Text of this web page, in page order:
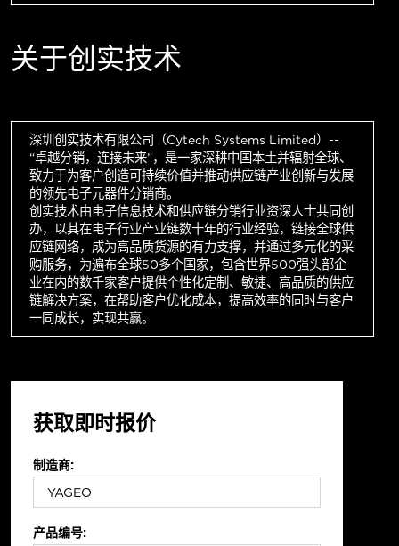
关于创实技术
深圳创实技术有限公司（Cytech Systems Limited）--
“卓越分销，连接未来”，是一家深耕中国本土并辐射全球、
致力于为客户创造可持续价值并推动供应链产业创新与发展
的领先电子元器件分销商。
创实技术由电子信息技术和供应链分销行业资深人士共同创
办，以其在电子行业产业链数十年的行业经验，链接全球供
应链网络，成为高品质货源的有力支撑，并通过多元化的采
购服务，为遍布全球50多个国家，包含世界500强头部企
业在内的数千家客户提供个性化定制、敏捷、高品质的供应
链解决方案，在帮助客户优化成本，提高效率的同时与客户
一同成长，实现共赢。
获取即时报价
制造商:
产品编号: